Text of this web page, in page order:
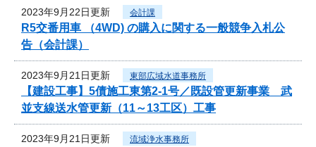
2023年9月22日更新 会計課
R5交番用車 （4WD) の購入に関する一般競争入札公
告（会計課）
2023年9月21日更新 東部広域水道事務所
【建設工事】5債施工東第2-1号／既設管更新事業 武
並支線送水管更新（11～13工区）工事
2023年9月21日更新 流域浄水事務所